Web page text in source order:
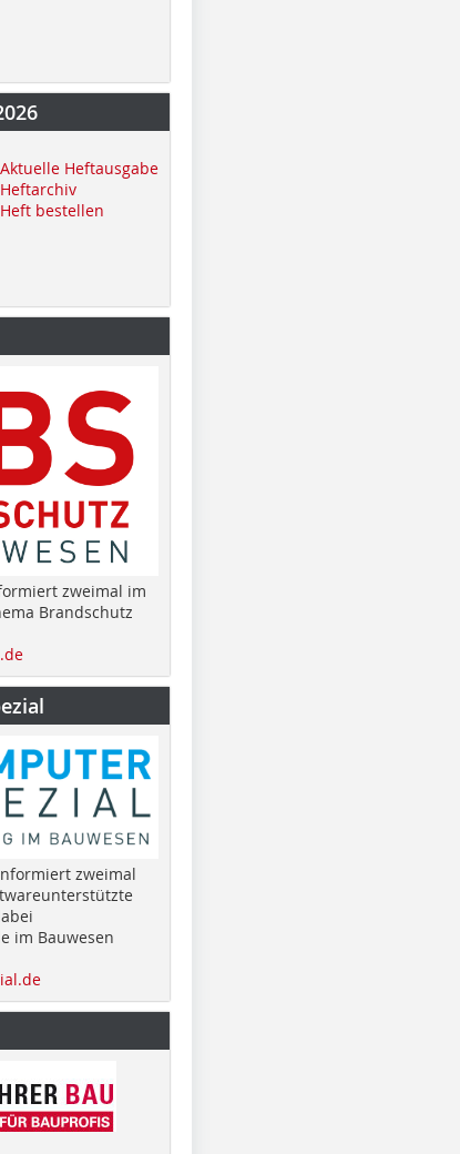
Heftausgabe
bestellen
zweimal im
Brandschutz
zweimal
im Bauwesen